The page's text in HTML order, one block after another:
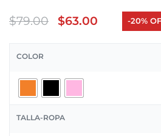
$79.00 $63.00 -20%
COLOR
TALLA-ROPA